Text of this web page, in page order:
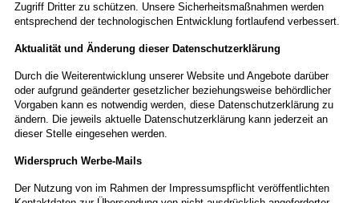
Zugriff Dritter zu schützen. Unsere Sicherheitsmaßnahmen werden
entsprechend der technologischen Entwicklung fortlaufend verbessert.
Aktualität und Änderung dieser Datenschutzerklärung
Durch die Weiterentwicklung unserer Website und Angebote darüber
oder aufgrund geänderter gesetzlicher beziehungsweise behördlicher
Vorgaben kann es notwendig werden, diese Datenschutzerklärung zu
ändern. Die jeweils aktuelle Datenschutzerklärung kann jederzeit an
dieser Stelle eingesehen werden.
Widerspruch Werbe-Mails
Der Nutzung von im Rahmen der Impressumspflicht veröffentlichten